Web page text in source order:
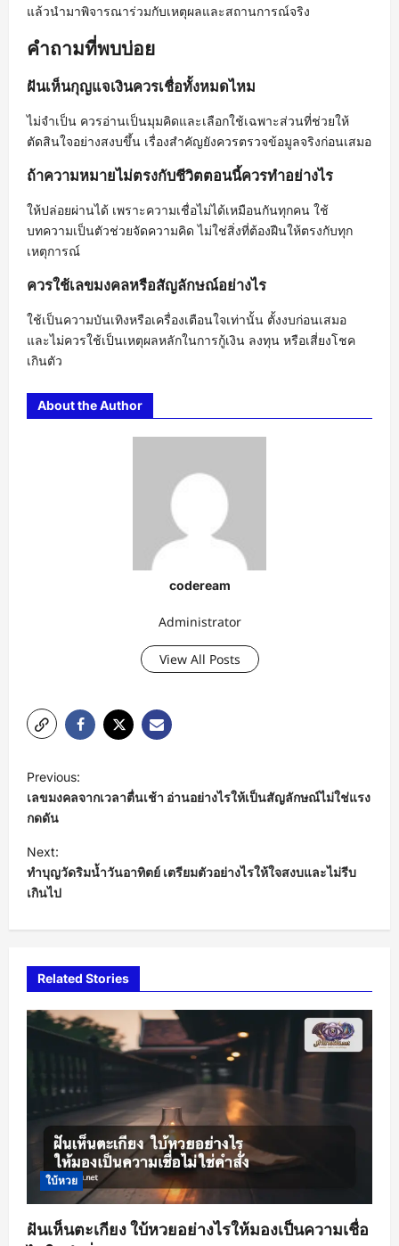
แล้วนำมาพิจารณาร่วมกับเหตุผลและสถานการณ์จริง
คำถามที่พบบ่อย
ฝันเห็นกุญแจเงินควรเชื่อทั้งหมดไหม
ไม่จำเป็น ควรอ่านเป็นมุมคิดและเลือกใช้เฉพาะส่วนที่ช่วยให้
ตัดสินใจอย่างสงบขึ้น เรื่องสำคัญยังควรตรวจข้อมูลจริงก่อนเสมอ
ถ้าความหมายไม่ตรงกับชีวิตตอนนี้ควรทำอย่างไร
ให้ปล่อยผ่านได้ เพราะความเชื่อไม่ได้เหมือนกันทุกคน ใช้
บทความเป็นตัวช่วยจัดความคิด ไม่ใช่สิ่งที่ต้องฝืนให้ตรงกับทุก
เหตุการณ์
ควรใช้เลขมงคลหรือสัญลักษณ์อย่างไร
ใช้เป็นความบันเทิงหรือเครื่องเตือนใจเท่านั้น ตั้งงบก่อนเสมอ
และไม่ควรใช้เป็นเหตุผลหลักในการกู้เงิน ลงทุน หรือเสี่ยงโชค
เกินตัว
About the Author
codeream
Administrator
View All Posts
o
s
t
n
a
v
g
a
Previous:
เลขมงคลจากเวลาตื่นเช้า อ่านอย่างไรให้เป็นสัญลักษณ์ไม่ใช่แรง
กดดัน
Next:
ทำบุญวัดริมน้ำวันอาทิตย์ เตรียมตัวอย่างไรให้ใจสงบและไม่รีบ
เกินไป
Related Stories
ใบ้หวย
ฝันเห็นตะเกียง ใบ้หวยอย่างไรให้มองเป็นความเชื่อ